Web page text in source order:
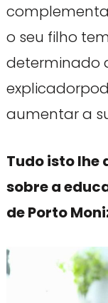
o seu filho
determinado
aumentar a
Tudo isto lhe
sobre a
de Porto